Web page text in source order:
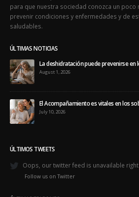
August 1, 2026
ÚLTIMOS TWEETS
Follow us on Twitter